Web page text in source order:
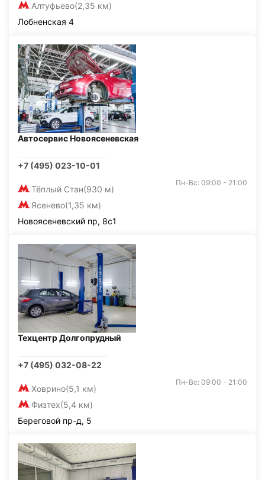
Алтуфьево(2,35 км)
Лобненская 4
Автосервис Новоясеневская
+7 (495) 023-10-01
Тёплый Стан(930 м)
Ясенево(1,35 км)
Пн-Вс: 09:00 - 21:00
Новоясеневский пр, 8с1
Техцентр Долгопрудный
+7 (495) 032-08-22
Ховрино(5,1 км)
Физтех(5,4 км)
Пн-Вс: 09:00 - 21:00
Береговой пр-д, 5